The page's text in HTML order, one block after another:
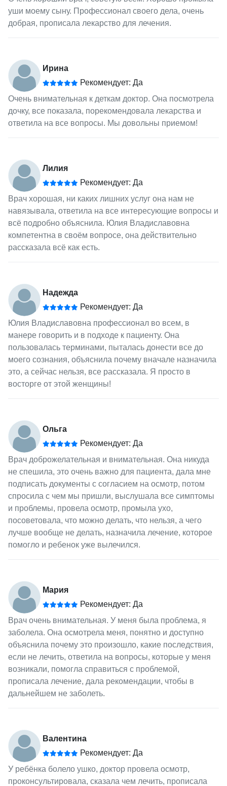
уши моему сыну. Профессионал своего дела, очень
добрая, прописала лекарство для лечения.
Ирина
Рекомендует: Да
Очень внимательная к деткам доктор. Она посмотрела
дочку, все показала, порекомендовала лекарства и
ответила на все вопросы. Мы довольны приемом!
Лилия
Рекомендует: Да
Врач хорошая, ни каких лишних услуг она нам не
навязывала, ответила на все интересующие вопросы и
всё подробно объяснила. Юлия Владиславовна
компетентна в своём вопросе, она действительно
рассказала всё как есть.
Надежда
Рекомендует: Да
Юлия Владиславовна профессионал во всем, в
манере говорить и в подходе к пациенту. Она
пользовалась терминами, пыталась донести все до
моего сознания, объяснила почему вначале назначила
это, а сейчас нельзя, все рассказала. Я просто в
восторге от этой женщины!
Ольга
Рекомендует: Да
Врач доброжелательная и внимательная. Она никуда
не спешила, это очень важно для пациента, дала мне
подписать документы с согласием на осмотр, потом
спросила с чем мы пришли, выслушала все симптомы
и проблемы, провела осмотр, промыла ухо,
посоветовала, что можно делать, что нельзя, а чего
лучше вообще не делать, назначила лечение, которое
помогло и ребенок уже вылечился.
Мария
Рекомендует: Да
Врач очень внимательная. У меня была проблема, я
заболела. Она осмотрела меня, понятно и доступно
объяснила почему это произошло, какие последствия,
если не лечить, ответила на вопросы, которые у меня
возникали, помогла справиться с проблемой,
прописала лечение, дала рекомендации, чтобы в
дальнейшем не заболеть.
Валентина
Рекомендует: Да
У ребёнка болело ушко, доктор провела осмотр,
проконсультировала, сказала чем лечить, прописала